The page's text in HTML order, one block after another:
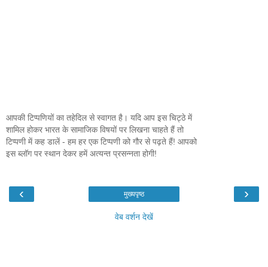
आपकी टिप्पणियों का तहेदिल से स्वागत है। यदि आप इस चिट्ठे में
शामिल होकर भारत के सामाजिक विषयों पर लिखना चाहते हैं तो
टिप्पणी में कह डालें - हम हर एक टिप्पणी को गौर से पढ़ते हैं! आपको
इस ब्लॉग पर स्थान देकर हमें अत्यन्त प्रसन्नता होगी!
‹ ›
मुख्यपृष्ठ
वेब वर्शन देखें